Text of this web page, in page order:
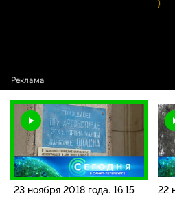
Видео
23 ноября 2018 года. 16:15 22